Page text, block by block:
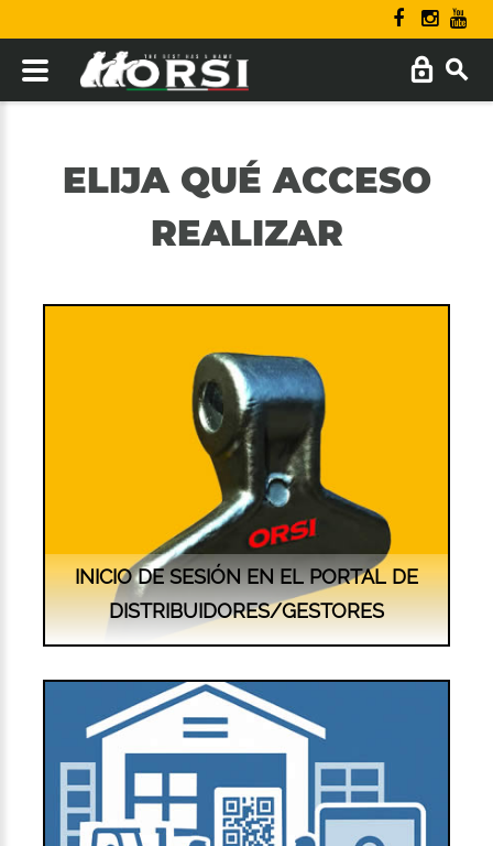
ELIJA QUÉ ACCESO
REALIZAR
INICIO DE SESIÓN EN EL PORTAL DE
DISTRIBUIDORES/GESTORES